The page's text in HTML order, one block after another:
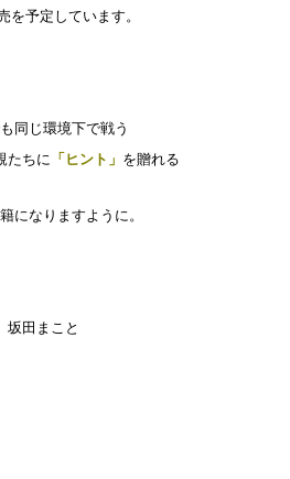
を予定しています。
同じ環境下で戦う
たちに 「ヒント」 を贈れる
になりますように。
坂田まこと